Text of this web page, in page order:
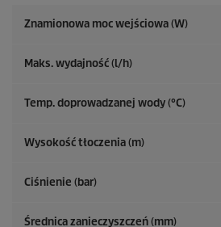
Znamionowa moc wejściowa (W)
Maks. wydajność (l/h)
Temp. doprowadzanej wody (°C)
Wysokość tłoczenia (m)
Ciśnienie (bar)
Średnica zanieczyszczeń (mm)